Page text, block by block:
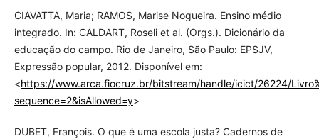
CIAVATTA, Maria; RAMOS, Marise Nogueira. Ensino médio
integrado. In: CALDART, Roseli et al. (Orgs.). Dicionário da
educação do campo. Rio de Janeiro, São Paulo: EPSJV,
Expressão popular, 2012. Disponível em:
<https://www.arca.fiocruz.br/bitstream/handle/icict/26224/
sequence=2&isAllowed=y>
DUBET, François. O que é uma escola justa? Cadernos de